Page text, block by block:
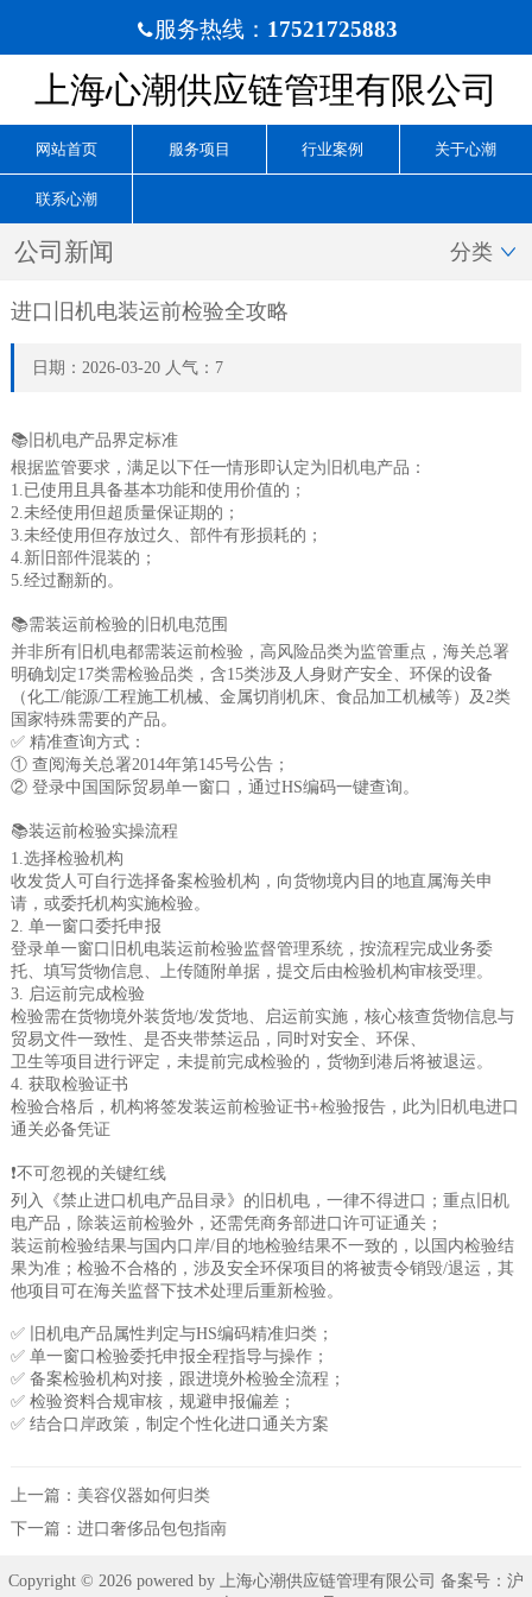
服务热线： 17521725883
上海心潮供应链管理有限公司
网站首页 服务项目 行业案例 关于心潮
联系心潮
公司新闻 分类 
进口旧机电装运前检验全攻略
日期：2026-03-20 人气：7
📚旧机电产品界定标准
根据监管要求，满足以下任一情形即认定为旧机电产品：
1.已使用且具备基本功能和使用价值的；
2.未经使用但超质量保证期的；
3.未经使用但存放过久、部件有形损耗的；
4.新旧部件混装的；
5.经过翻新的。
📚需装运前检验的旧机电范围
并非所有旧机电都需装运前检验，高风险品类为监管重点，海关总署
明确划定17类需检验品类，含15类涉及人身财产安全、环保的设备
（化工/能源/工程施工机械、金属切削机床、食品加工机械等）及2类
国家特殊需要的产品。
✅ 精准查询方式：
① 查阅海关总署2014年第145号公告；
② 登录中国国际贸易单一窗口，通过HS编码一键查询。
📚装运前检验实操流程
1.选择检验机构
收发货人可自行选择备案检验机构，向货物境内目的地直属海关申
请，或委托机构实施检验。
2. 单一窗口委托申报
登录单一窗口旧机电装运前检验监督管理系统，按流程完成业务委
托、填写货物信息、上传随附单据，提交后由检验机构审核受理。
3. 启运前完成检验
检验需在货物境外装货地/发货地、启运前实施，核心核查货物信息与
贸易文件一致性、是否夹带禁运品，同时对安全、环保、
卫生等项目进行评定，未提前完成检验的，货物到港后将被退运。
4. 获取检验证书
检验合格后，机构将签发装运前检验证书+检验报告，此为旧机电进口
通关必备凭证
❗️不可忽视的关键红线
列入《禁止进口机电产品目录》的旧机电，一律不得进口；重点旧机
电产品，除装运前检验外，还需凭商务部进口许可证通关；
装运前检验结果与国内口岸/目的地检验结果不一致的，以国内检验结
果为准；检验不合格的，涉及安全环保项目的将被责令销毁/退运，其
他项目可在海关监督下技术处理后重新检验。
✅ 旧机电产品属性判定与HS编码精准归类；
✅ 单一窗口检验委托申报全程指导与操作；
✅ 备案检验机构对接，跟进境外检验全流程；
✅ 检验资料合规审核，规避申报偏差；
✅ 结合口岸政策，制定个性化进口通关方案
上一篇： 美容仪器如何归类
下一篇： 进口奢侈品包包指南
Copyright © 2026 powered by 上海心潮供应链管理有限公司 备案号： 沪